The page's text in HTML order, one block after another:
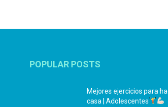
POPULAR POSTS
Mejores ejercicios para
casa | Adolescentes